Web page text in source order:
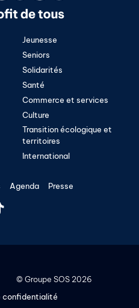
Jeunesse
Seniors
Solidarités
Santé
Commerce et services
Culture
Transition écologique et
territoires​
International
Agenda Presse
© Groupe SOS 2026
confidentialité